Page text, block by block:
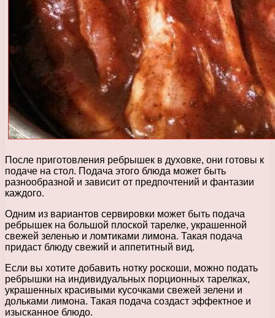
После приготовления ребрышек в духовке, они готовы к
подаче на стол. Подача этого блюда может быть
разнообразной и зависит от предпочтений и фантазии
каждого.
Одним из вариантов сервировки может быть подача
ребрышек на большой плоской тарелке, украшенной
свежей зеленью и ломтиками лимона. Такая подача
придаст блюду свежий и аппетитный вид.
Если вы хотите добавить нотку роскоши, можно подать
ребрышки на индивидуальных порционных тарелках,
украшенных красивыми кусочками свежей зелени и
дольками лимона. Такая подача создаст эффектное и
изысканное блюдо.